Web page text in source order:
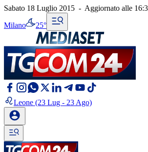
Sabato 18 Luglio 2015 - Aggiornato alle
Milano 25°
Leone (23 Lug - 23 Ago)